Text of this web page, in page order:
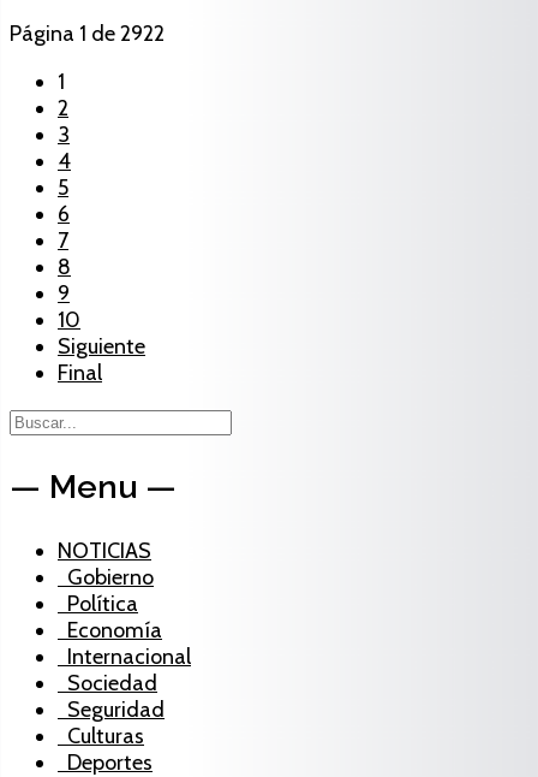
Página 1 de 2922
1
2
3
4
5
6
7
8
9
10
Siguiente
Final
— Menu —
NOTICIAS
Gobierno
Política
Economía
Internacional
Sociedad
Seguridad
Culturas
Deportes